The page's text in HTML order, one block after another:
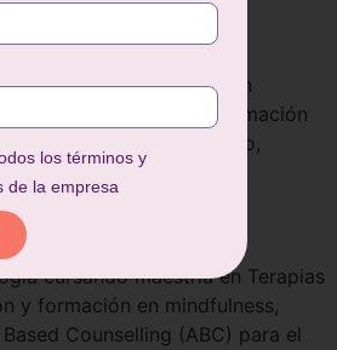
con especialización en
Personal y formación
gestión del cambio,
y coaching de equipos.
cursando maestría en Terapias
y formación en mindfulness,
Counselling (ABC) para el
los términos y
de la empresa